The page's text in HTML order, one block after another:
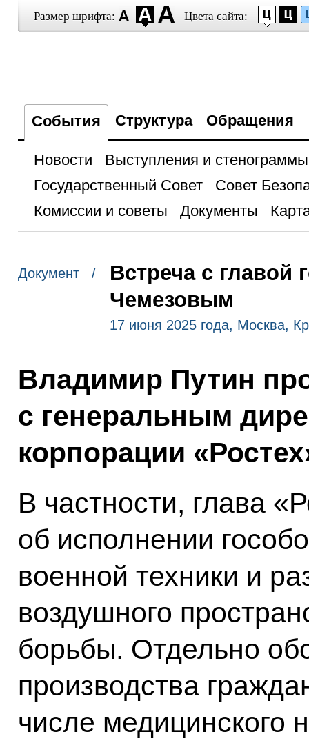
Размер шрифта: Цвета сайта:
События Структура Обращения
Новости
Выступления и стенограммы
Государственный Совет
Совет
Комиссии и советы
Документы
Документ /
Встреча с главой
Чемезовым
17 июня 2025 года, Москва,
Владимир Путин
с генеральным
корпорации
В частности, глава
об исполнении
военной техники и
воздушного
борьбы. Отдельно
производства
числе медицинского